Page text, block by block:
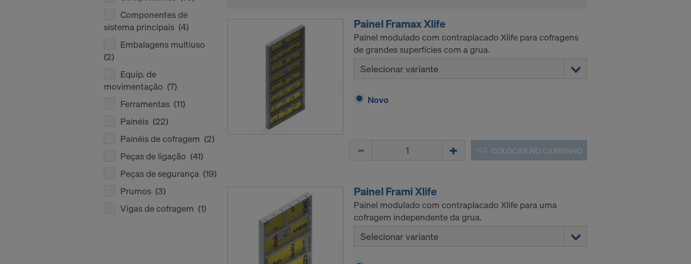
Componentes de
sistema principais (4)
Embalagens multiuso
(2)
Equip. de
movimentação (7)
Ferramentas (11)
Painéis (22)
Painéis de cofragem (2)
Peças de ligação (41)
Peças de segurança (19)
Prumos (3)
Vigas de cofragem (1)
Painel Framax Xlife
Painel modulado com contraplacado Xlife para cofragens
de grandes superfícies com a grua.
Selecionar variante
Novo
COLOCAR NO CARRINHO
Painel Frami Xlife
Painel modulado com contraplacado Xlife para uma
cofragem independente da grua.
Selecionar variante